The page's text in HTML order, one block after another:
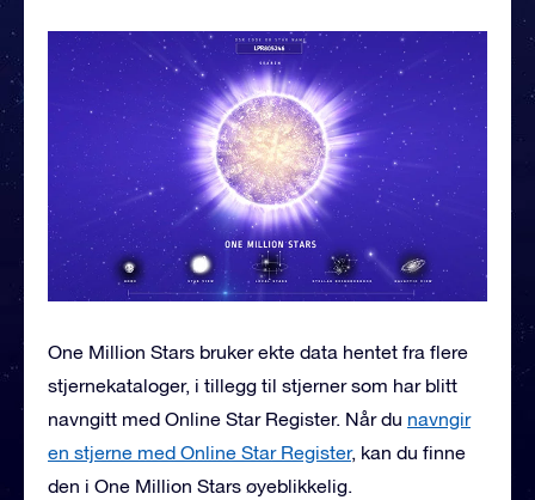
One Million Stars bruker ekte data hentet fra flere
stjernekataloger, i tillegg til stjerner som har blitt
navngitt med Online Star Register. Når du navngir
en stjerne med Online Star Register, kan du finne
den i One Million Stars øyeblikkelig.